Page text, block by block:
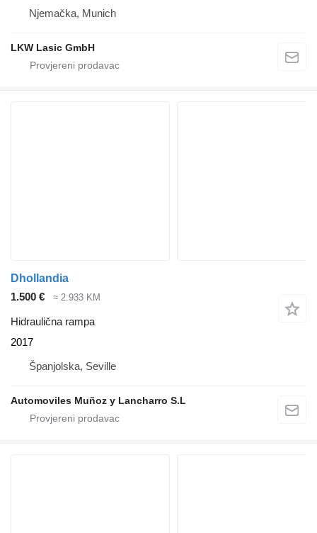
Njemačka, Munich
LKW Lasic GmbH
Dhollandia
1.500 €
≈ 2.933 KM
Hidraulična rampa
2017
Španjolska, Seville
Automoviles Muñoz y Lancharro S.L